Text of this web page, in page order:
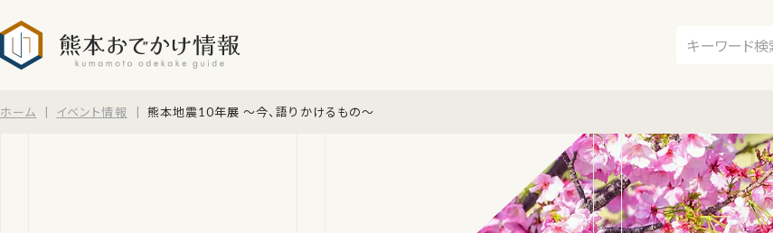
ホーム イベント情報 熊本地震10年展 ～今、語りかけるもの～